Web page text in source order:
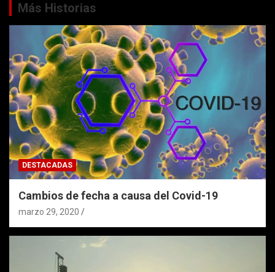
Más Historias
DESTACADAS
Cambios de fecha a causa del Covid-19
marzo 29, 2020